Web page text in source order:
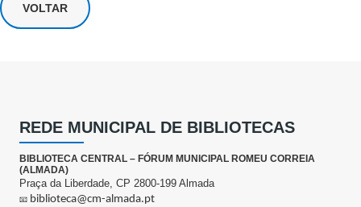
VOLTAR
REDE MUNICIPAL DE BIBLIOTECAS
BIBLIOTECA CENTRAL – FÓRUM MUNICIPAL ROMEU CORREIA
(ALMADA)
Praça da Liberdade, CP 2800-199 Almada
📧 biblioteca@cm-almada.pt